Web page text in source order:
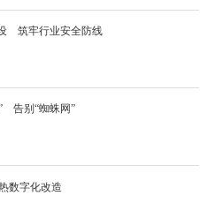
筑牢行业安全防线
告别“蜘蛛网”
数字化改造